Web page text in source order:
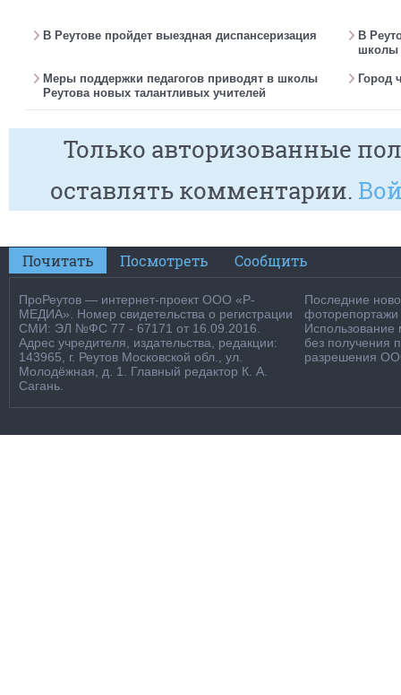
В Реутове пройдет выездная диспансеризация
В
школы
Меры поддержки педагогов приводят в школы
Реутова новых талантливых учителей
Город
Только авторизованные
оставлять комментарии.
Почитать Посмотреть Сообщить
ПроРеутов — интернет-проект ООО «Р-
МЕДИА». Номер свидетельства о регистрации
СМИ: ЭЛ №ФС 77 - 67171 от 16.09.2016.
Адрес учредителя, издательства, редакции:
143965, г. Реутов Московской обл., ул.
Молодёжная, д. 1. Главный редактор К. А.
Сагань.
Последние
фоторепортажи
Использование
без получения
разрешения